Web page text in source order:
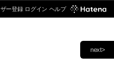
ー登録 ログイン ヘルプ
next>